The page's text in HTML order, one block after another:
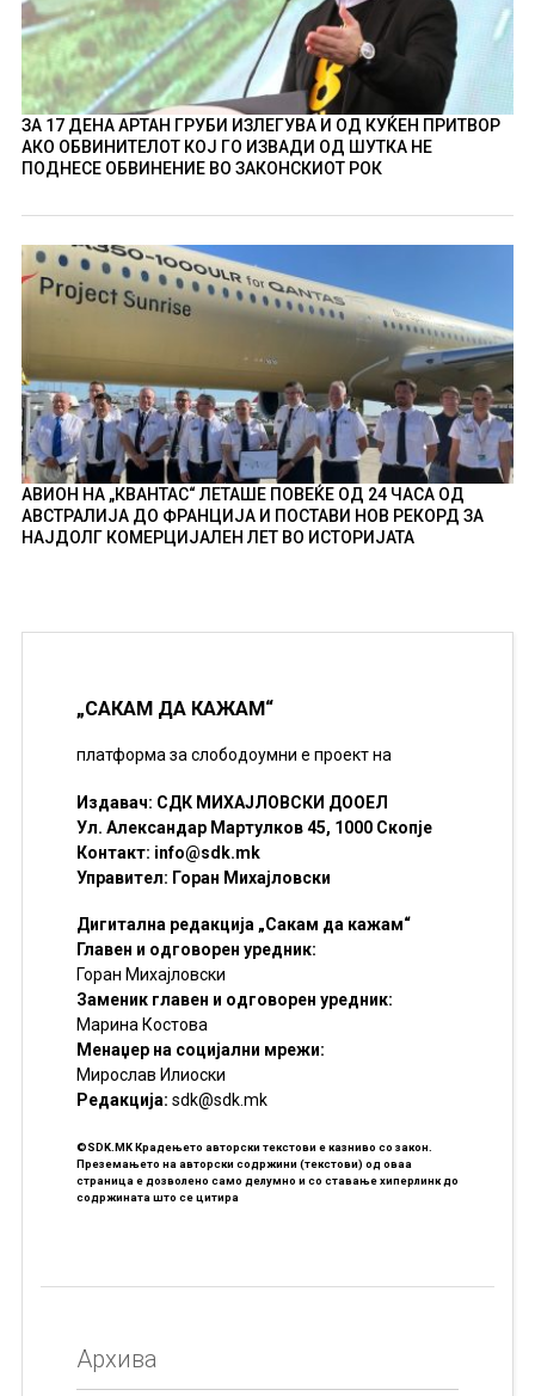
ЗА 17 ДЕНА АРТАН ГРУБИ ИЗЛЕГУВА И ОД КУЌЕН ПРИТВОР
АКО ОБВИНИТЕЛОТ КОЈ ГО ИЗВАДИ ОД ШУТКА НЕ
ПОДНЕСЕ ОБВИНЕНИЕ ВО ЗАКОНСКИОТ РОК
АВИОН НА „КВАНТАС“ ЛЕТАШЕ ПОВЕЌЕ ОД 24 ЧАСА ОД
АВСТРАЛИЈА ДО ФРАНЦИЈА И ПОСТАВИ НОВ РЕКОРД ЗА
НАЈДОЛГ КОМЕРЦИЈАЛЕН ЛЕТ ВО ИСТОРИЈАТА
„САКАМ ДА КАЖАМ“
платформа за слободоумни е проект на
Издавач: СДК МИХАЈЛОВСКИ ДООЕЛ
Ул. Александар Мартулков 45, 1000 Скопје
Контакт: info@sdk.mk
Управител: Горан Михајловски
Дигитална редакција „Сакам да кажам“
Главен и одговорен уредник:
Горан Михајловски
Заменик главен и одговорен уредник:
Марина Костова
Менаџер на социјални мрежи:
Мирослав Илиоски
Редакцијa: sdk@sdk.mk
©SDK.MK Крадењето авторски текстови е казниво со закон.
Преземањето на авторски содржини (текстови) од оваа
страница е дозволено само делумно и со ставање хиперлинк до
содржината што се цитира
Архива